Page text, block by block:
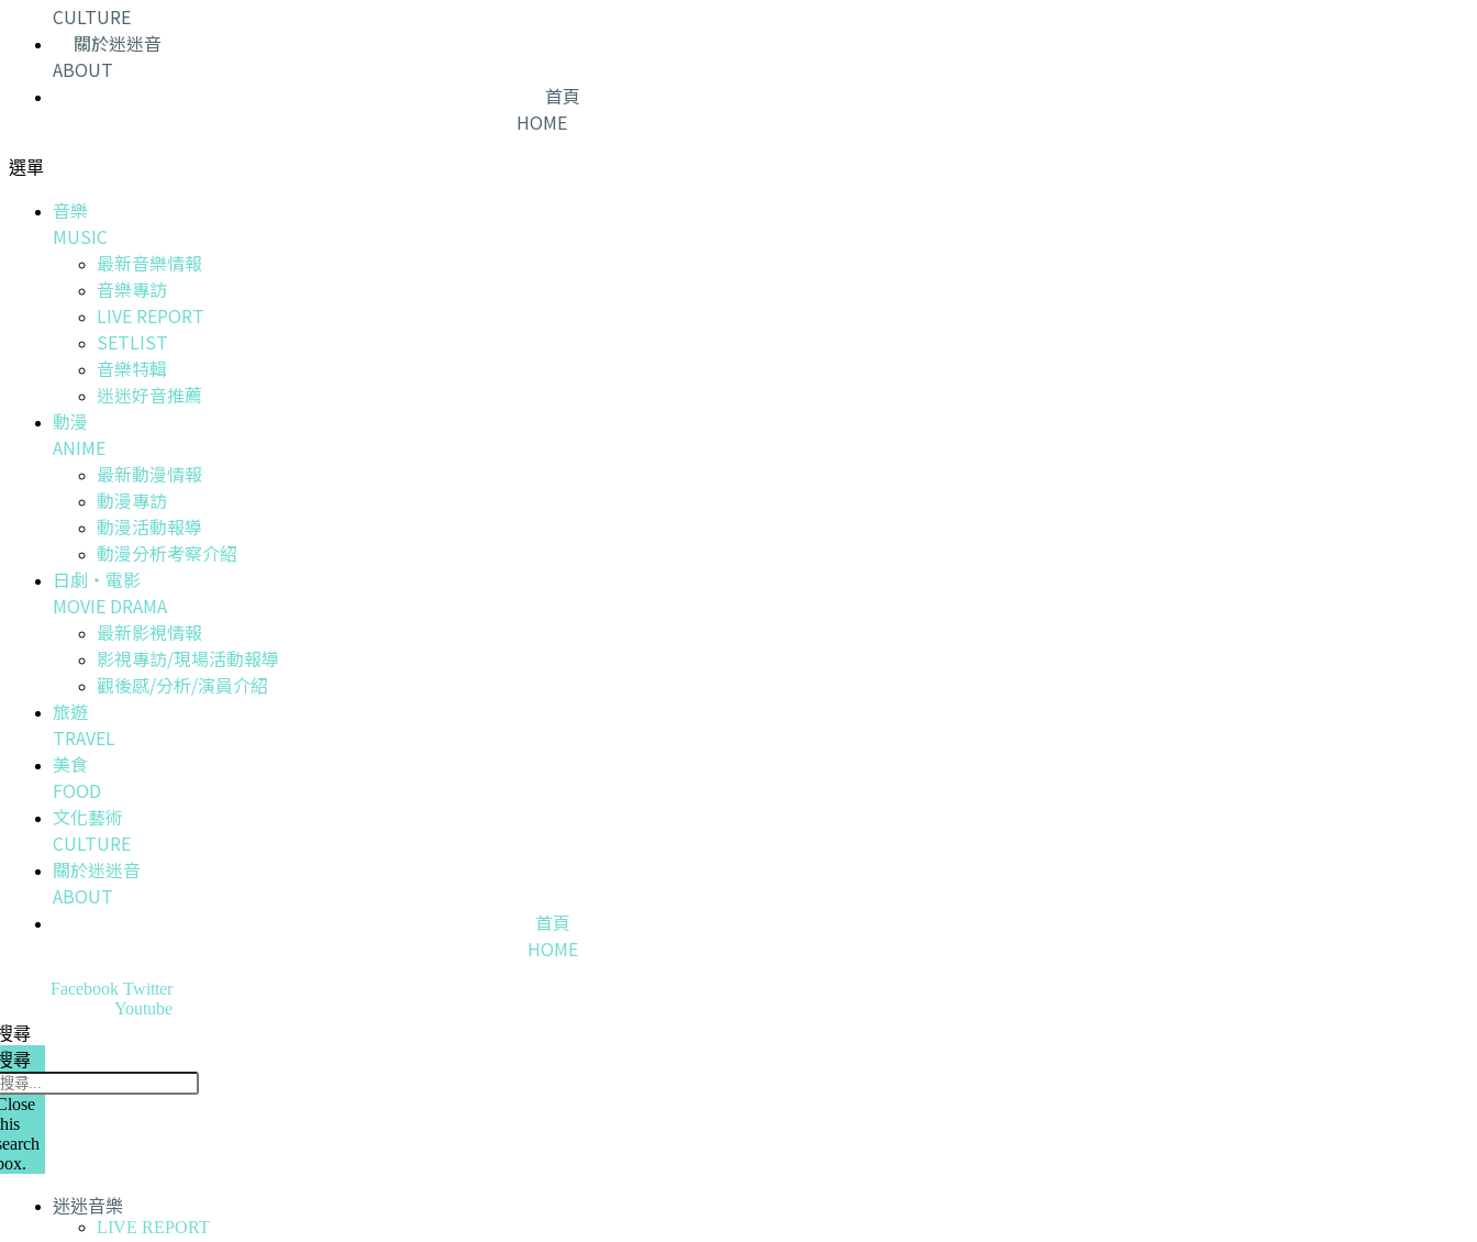
CULTURE
關於迷迷音
ABOUT
首頁
HOME
選單
音樂
MUSIC
最新音樂情報
音樂專訪
LIVE REPORT
SETLIST
音樂特輯
迷迷好音推薦
動漫
ANIME
最新動漫情報
動漫專訪
動漫活動報導
動漫分析考察介紹
日劇・電影
MOVIE DRAMA
最新影視情報
影視專訪/現場活動報導
觀後感/分析/演員介紹
旅遊
TRAVEL
美食
FOOD
文化藝術
CULTURE
關於迷迷音
ABOUT
首頁
HOME
Facebook Twitter
Youtube
尋
尋
迷迷音樂
LIVE REPORT